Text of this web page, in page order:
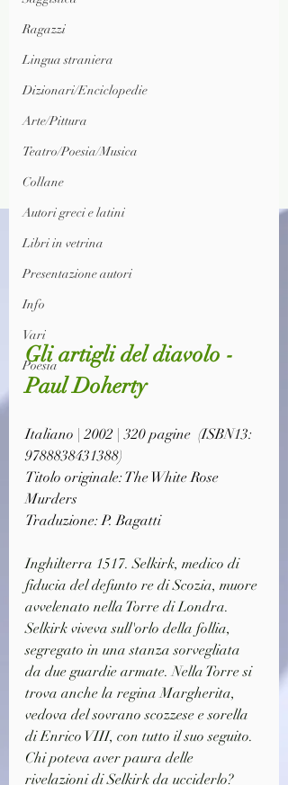
Ragazzi
Lingua straniera
Dizionari/Enciclopedie
Arte/Pittura
Teatro/Poesia/Musica
Collane
Autori greci e latini
Libri in vetrina
Presentazione autori
Info
Vari
Poesia
Gli artigli del diavolo -
Paul Doherty
Italiano | 2002 | 320 pagine  (ISBN13:
9788838431388)
Titolo originale: The White Rose
Murders
Traduzione: P. Bagatti
Inghilterra 1517. Selkirk, medico di
fiducia del defunto re di Scozia, muore
avvelenato nella Torre di Londra.
Selkirk viveva sull'orlo della follia,
segregato in una stanza sorvegliata
da due guardie armate. Nella Torre si
trova anche la regina Margherita,
vedova del sovrano scozzese e sorella
di Enrico VIII, con tutto il suo seguito.
Chi poteva aver paura delle
rivelazioni di Selkirk da ucciderlo?